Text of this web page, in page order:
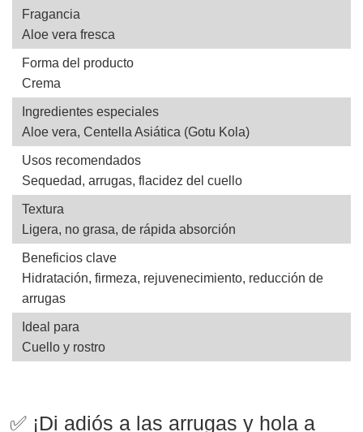
Fragancia
Aloe vera fresca
Forma del producto
Crema
Ingredientes especiales
Aloe vera, Centella Asiática (Gotu Kola)
Usos recomendados
Sequedad, arrugas, flacidez del cuello
Textura
Ligera, no grasa, de rápida absorción
Beneficios clave
Hidratación, firmeza, rejuvenecimiento, reducción de
arrugas
Ideal para
Cuello y rostro
✅ ¡Di adiós a las arrugas y hola a